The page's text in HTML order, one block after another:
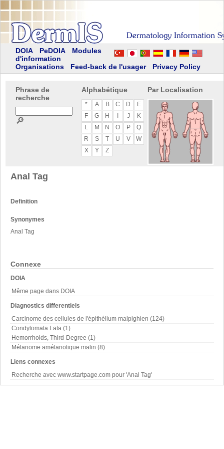
DOIA PeDOIA
Modules
d'information
Organisations
Feed-back de l'usager Privacy Policy
Phrase de
recherche
🔎
Alphabétique
* A B C D
E
F
G H J
K
L
M N O P
Q
R
S T U V
W
X
Y Z
Par Localisation
Connexe
DOIA
Même page dans DOIA
Diagnostics differentiels
Carcinome des cellules de l'épithélium malpighien (124)
Condylomata Lata (1)
Hemorrhoids, Third-Degree (1)
Mélanome amélanotique malin (8)
Liens connexes
Recherche avec www.startpage.com pour 'Anal Tag'
Anal Tag
Definition
Synonymes
Anal Tag